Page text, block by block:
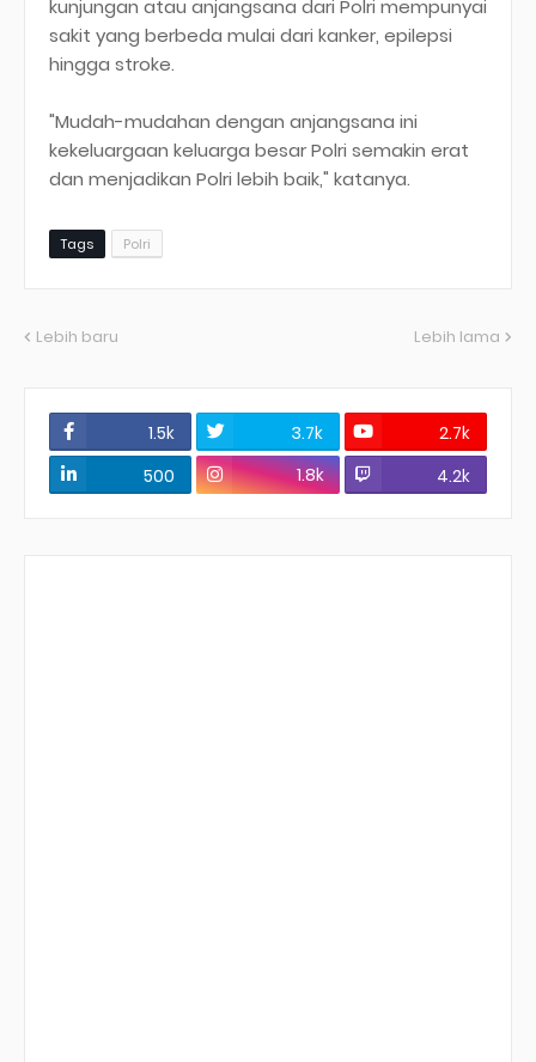
kunjungan atau anjangsana dari Polri mempunyai
sakit yang berbeda mulai dari kanker, epilepsi
hingga stroke.
"Mudah-mudahan dengan anjangsana ini
kekeluargaan keluarga besar Polri semakin erat
dan menjadikan Polri lebih baik," katanya.
Tags Polri
Lebih baru Lebih lama
1.5k 3.7k
2.7k
500
1.8k 4.2k